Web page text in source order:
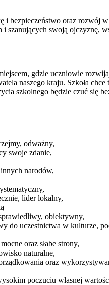
i bezpieczeństwo oraz
szanujących swoją ojczyznę,
gdzie uczniowie
naszego kraju. Szkoła
szkolnego będzie czuć się
odważny,
swoje zdanie,
narodów,
lider lokalny,
obiektywny,
do uczestnictwa w kulturze,
oraz słabe strony,
naturalne,
oraz
poczuciu własnej